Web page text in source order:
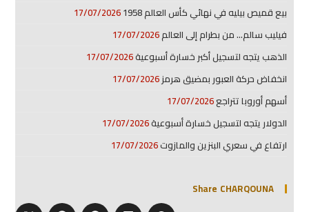
بيع قميص بيليه في نهائي كأس العالم 1958
17/07/2026
فيليب سالم… من بطرام إلى العالم17/07/2026
الذهب يتجه لتسجيل أكبر خسارة أسبوعية17/07/2026
انخفاض حركة العبور بمضيق هرمز17/07/2026
أسهم أوروبا تتراجع17/07/2026
الدولار يتجه لتسجيل خسارة أسبوعية17/07/2026
ارتفاع في سعري البنزين والمازوت17/07/2026
Share CHARQOUNA